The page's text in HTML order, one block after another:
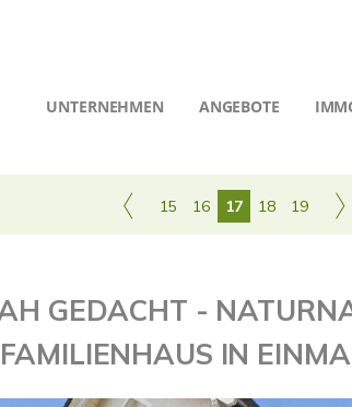
UNTERNEHMEN ANGEBOTE
15 16 17 18 19
GEDACHT -
IN